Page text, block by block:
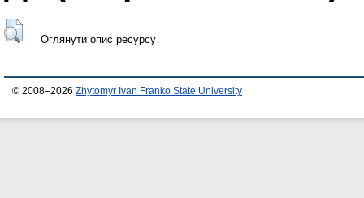
Оглянути опис ресурсу
© 2008–2026 Zhytomyr Ivan Franko State University